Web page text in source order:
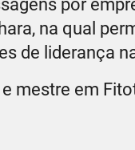
por
na qual
de liderança
mestre em